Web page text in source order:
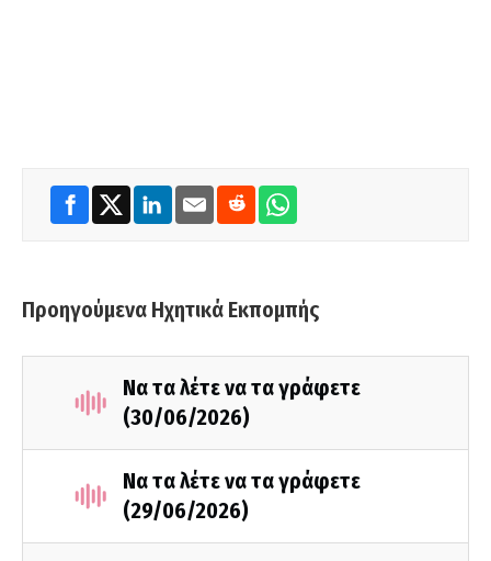
Προηγούμενα Ηχητικά Εκπομπής
Να τα λέτε να τα γράφετε
(30/06/2026)
Να τα λέτε να τα γράφετε
(29/06/2026)